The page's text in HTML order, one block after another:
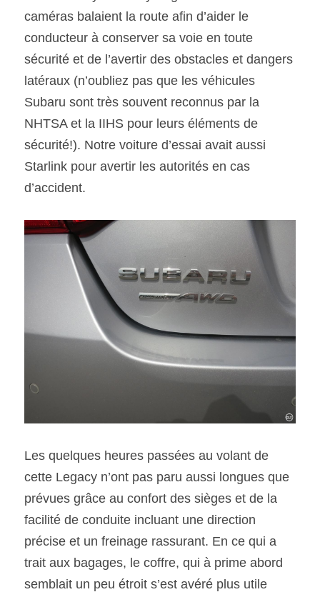
caméras balaient la route afin d’aider le
conducteur à conserver sa voie en toute
sécurité et de l’avertir des obstacles et dangers
latéraux (n’oubliez pas que les véhicules
Subaru sont très souvent reconnus par la
NHTSA et la IIHS pour leurs éléments de
sécurité!). Notre voiture d’essai avait aussi
Starlink pour avertir les autorités en cas
d’accident.
Les quelques heures passées au volant de
cette Legacy n’ont pas paru aussi longues que
prévues grâce au confort des sièges et de la
facilité de conduite incluant une direction
précise et un freinage rassurant. En ce qui a
trait aux bagages, le coffre, qui à prime abord
semblait un peu étroit s’est avéré plus utile